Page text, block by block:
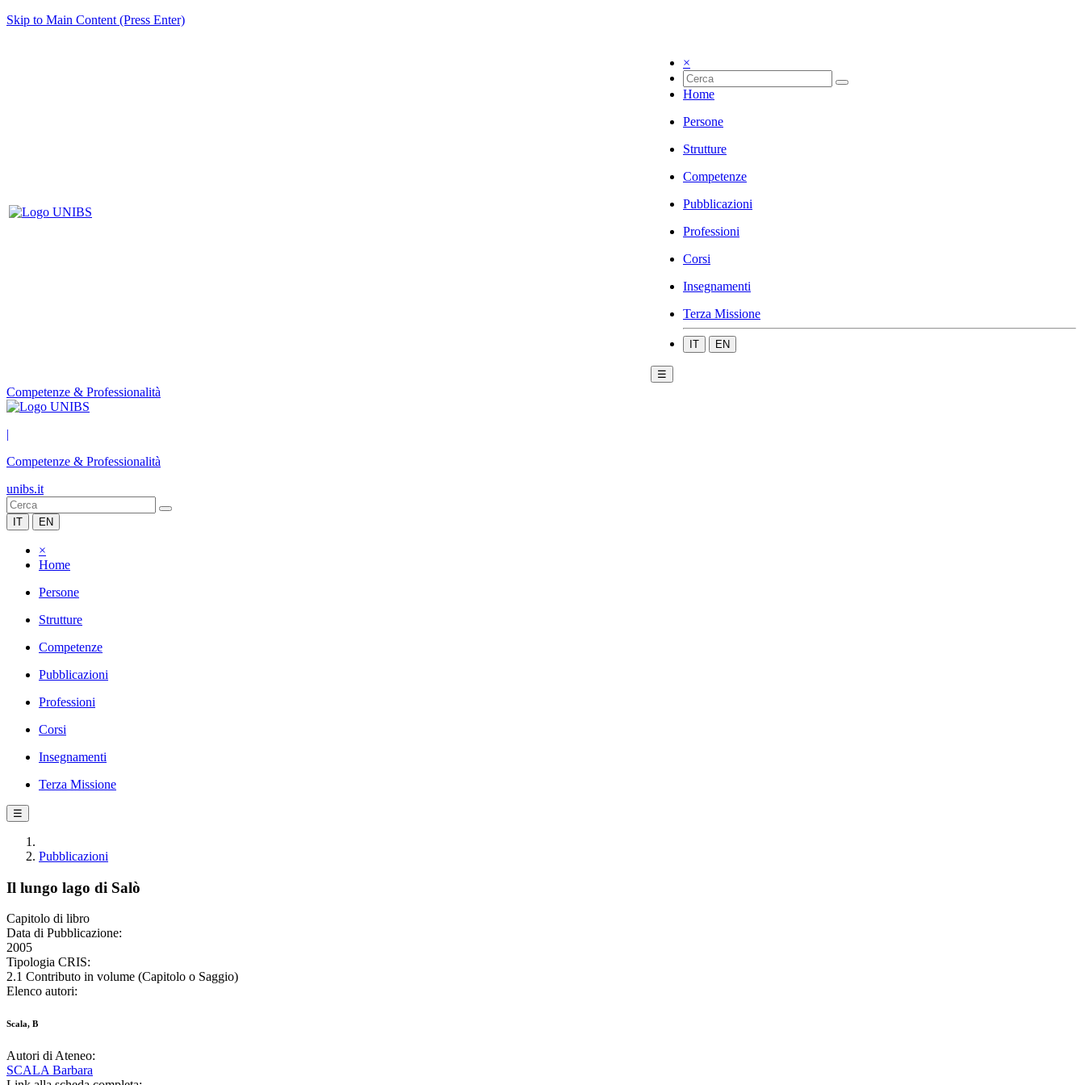
Skip to Main Content (Press Enter)
×
Home
Persone
Strutture
Competenze
Pubblicazioni
Professioni
Corsi
Insegnamenti
Terza Missione
IT EN
☰
Competenze & Professionalità
|
Competenze & Professionalità
unibs.it
IT EN
×
Home
Persone
Strutture
Competenze
Pubblicazioni
Professioni
Corsi
Insegnamenti
Terza Missione
☰
Pubblicazioni
Il lungo lago di Salò
Capitolo di libro
Data di Pubblicazione:
2005
Tipologia CRIS:
2.1 Contributo in volume (Capitolo o Saggio)
Elenco autori:
Scala, B
Autori di Ateneo:
SCALA Barbara